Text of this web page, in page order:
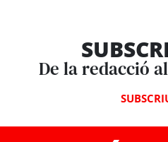
De la redacció